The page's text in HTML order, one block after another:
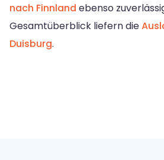
nach Finnland ebenso
Gesamtüberblick liefern die
Duisburg.